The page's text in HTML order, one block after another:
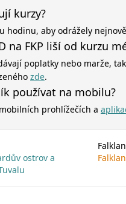
kurzy?
hodinu, aby odrážely
na FKP liší od kurzu
poplatky nebo marže,
zde.
používat na mobilu?
prohlížečích a
ostrov a